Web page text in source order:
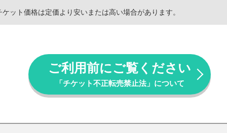
ット価格は定価より安いまたは高い場合があります。
ご利用前にご覧ください
「チケット不正転売禁止法」について